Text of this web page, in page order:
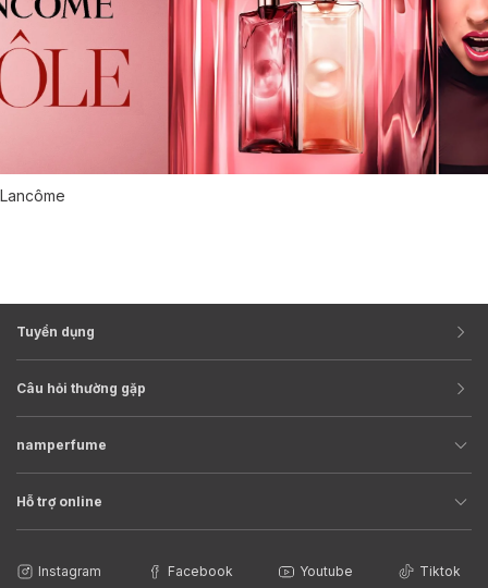
Lancôme
Tuyển dụng
Câu hỏi thường gặp
namperfume
Hỗ trợ online
Instagram Facebook Youtube Tiktok